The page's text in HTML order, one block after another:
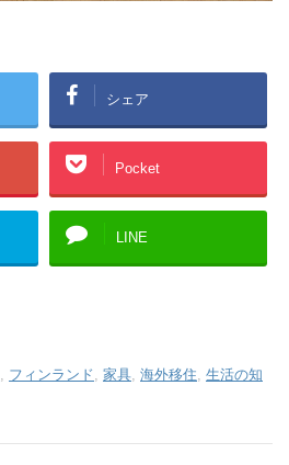
シェア
Pocket
LINE
, フィンランド, 家具, 海外移住, 生活の知